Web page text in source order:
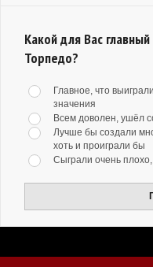
Какой для Вас
Торпедо?
Главное, что
значения
Всем доволен, ушёл
Лучше бы создали
хоть и проиграли бы
Сыграли очень